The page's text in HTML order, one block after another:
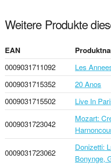
Weitere Produkte
EAN
0009031711092
Les
0009031715352
20 Anos
0009031715502
Live In
0009031723042
Mozart:
0009031723062
Donizetti:
Bonynge,